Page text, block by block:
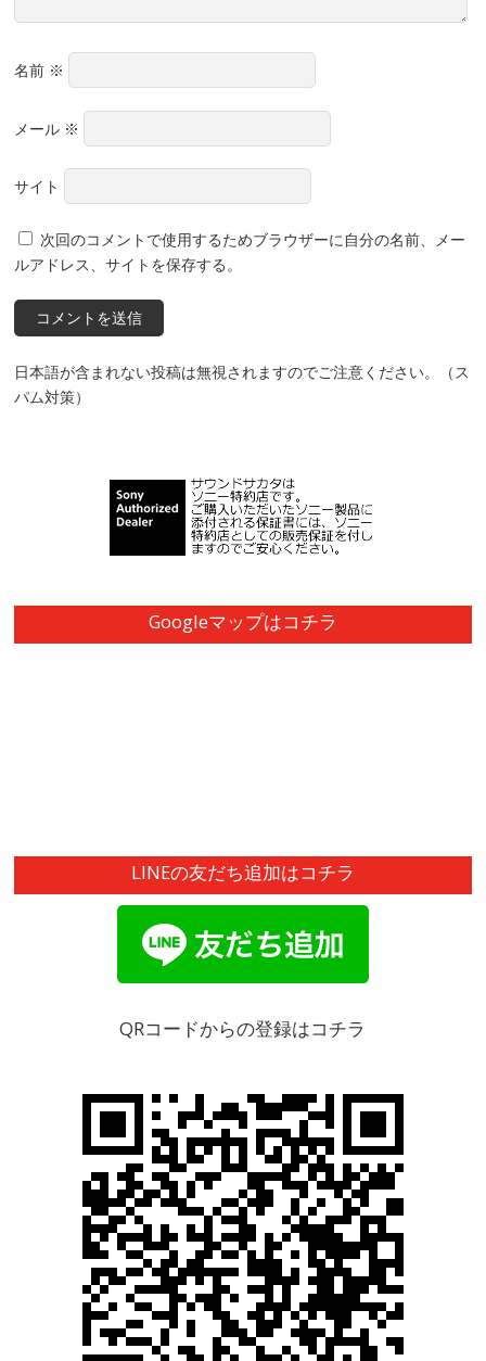
名前 ※
メール ※
サイト
次回のコメントで使用するためブラウザーに自分の名前、メー
ルアドレス、サイトを保存する。
日本語が含まれない投稿は無視されますのでご注意ください。（ス
パム対策）
Googleマップはコチラ
LINEの友だち追加はコチラ
QRコードからの登録はコチラ